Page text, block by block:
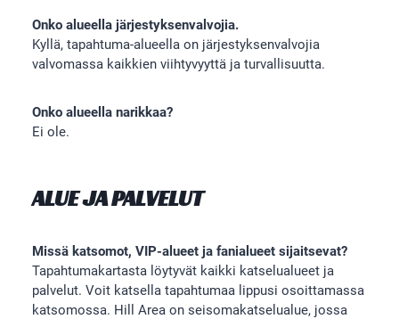
Onko alueella järjestyksenvalvojia.
Kyllä, tapahtuma-alueella on järjestyksenvalvojia
valvomassa kaikkien viihtyvyyttä ja turvallisuutta.
Onko alueella narikkaa?
Ei ole.
ALUE JA PALVELUT
Missä katsomot, VIP-alueet ja fanialueet sijaitsevat?
Tapahtumakartasta löytyvät kaikki katselualueet ja
palvelut. Voit katsella tapahtumaa lippusi osoittamassa
katsomossa. Hill Area on seisomakatselualue, jossa